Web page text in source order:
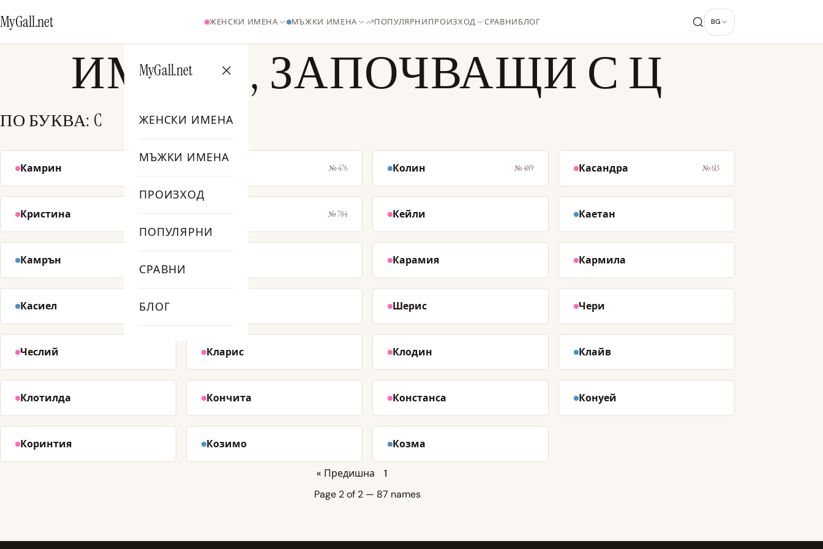
MyGall.net ЖЕНСКИ ИМЕНА МЪЖКИ ИМЕНА ПОПУЛЯРНИПРОИЗХОД СРАВНИБЛОГ BG
MyGall.net
ЖЕНСКИ ИМЕНА
МЪЖКИ ИМЕНА
ПРОИЗХОД
ПОПУЛЯРНИ
СРАВНИ
БЛОГ
ИМЕНА, ЗАПОЧВАЩИ С Ц
ПО БУКВА: C
Камрин № 476 Колин № 489 Касандра № 613
Кристина № 704 Челси № 784 Кейли Каетан
Камрън Карамия Кармила
Касиел Шерис Чери
Чеслий Кларис Клодин Клайв
Клотилда Кончита Констанса Конуей
Коринтия Козимо Козма
« Предишна 1
Page 2 of 2 — 87 names